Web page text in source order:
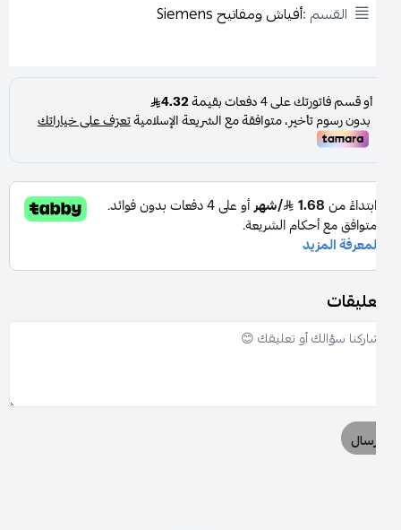
القسم :أفياش ومفاتيح Siemens